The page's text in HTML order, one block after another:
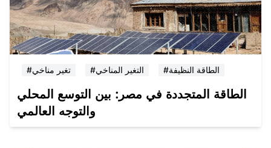
#تغير مناخي #التغير المناخي #الطاقة النظيفة
الطاقة المتجددة في مصر: بين التوسع المحلي
والتوجه العالمي